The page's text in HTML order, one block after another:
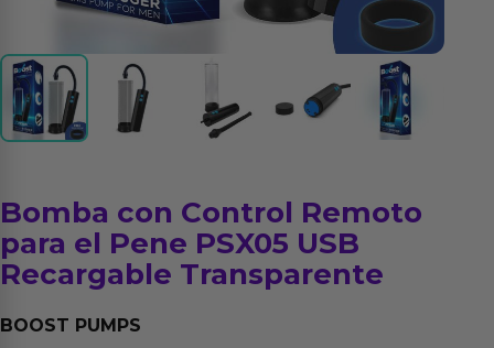
Bomba con Control Remoto
para el Pene PSX05 USB
Recargable Transparente
BOOST PUMPS